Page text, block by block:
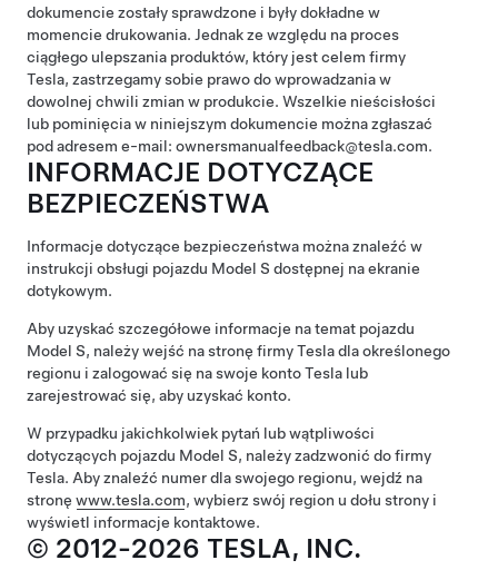
dokumencie zostały sprawdzone i były dokładne w
momencie drukowania. Jednak ze względu na proces
ciągłego ulepszania produktów, który jest celem firmy
Tesla, zastrzegamy sobie prawo do wprowadzania w
dowolnej chwili zmian w produkcie. Wszelkie nieścisłości
lub pominięcia w niniejszym dokumencie można zgłaszać
pod adresem e-mail: ownersmanualfeedback@tesla.com.
INFORMACJE DOTYCZĄCE
BEZPIECZEŃSTWA
Informacje dotyczące bezpieczeństwa można znaleźć w
instrukcji obsługi pojazdu Model S dostępnej na ekranie
dotykowym.
Aby uzyskać szczegółowe informacje na temat pojazdu
Model S, należy wejść na stronę firmy Tesla dla określonego
regionu i zalogować się na swoje konto Tesla lub
zarejestrować się, aby uzyskać konto.
W przypadku jakichkolwiek pytań lub wątpliwości
dotyczących pojazdu Model S, należy zadzwonić do firmy
Tesla. Aby znaleźć numer dla swojego regionu, wejdź na
stronę www.tesla.com, wybierz swój region u dołu strony i
wyświetl informacje kontaktowe.
© 2012-2026 TESLA, INC.